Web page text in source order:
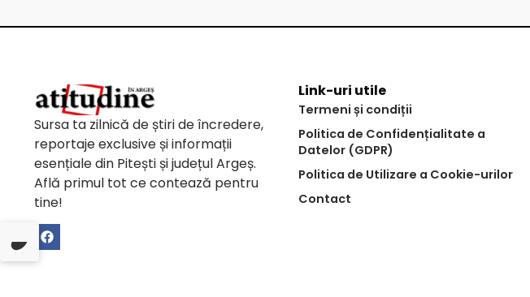
Sursa ta zilnică de știri de încredere,
reportaje exclusive și informații
esențiale din Pitești și județul Argeș.
Află primul tot ce contează pentru
tine!
Link-uri utile
Termeni și condiții
Politica de Confidențialitate a
Datelor (GDPR)
Politica de Utilizare a Cookie-urilor
Contact